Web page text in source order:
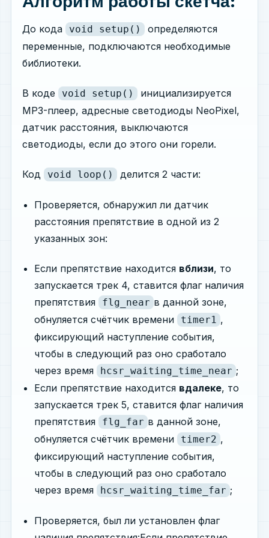
До кода void setup()
определяются
переменные, подключаются необходимые
библиотеки.
В коде void setup()
инициализируется
MP3-плеер, адресные светодиоды NeoPixel,
датчик расстояния, выключаются
светодиоды, если до этого они горели.
Код void loop() делится 2 части:
Проверяется, обнаружил ли датчик
расстояния препятствие в одной из 2
указанных зон:
Если препятствие находится вблизи, то
запускается трек 4, ставится флаг наличия
препятствия
flg_near в данной зоне,
обнуляется счётчик времени
timer1 ,
фиксирующий наступление события,
чтобы в следующий раз оно сработало
через время
hcsr_waiting_time_near ;
Если препятствие находится вдалеке, то
запускается трек 5, ставится флаг наличия
препятствия
flg_far в данной зоне,
обнуляется счётчик времени
timer2 ,
фиксирующий наступление события,
чтобы в следующий раз оно сработало
через время
hcsr_waiting_time_far ;
Проверяется, был ли установлен флаг